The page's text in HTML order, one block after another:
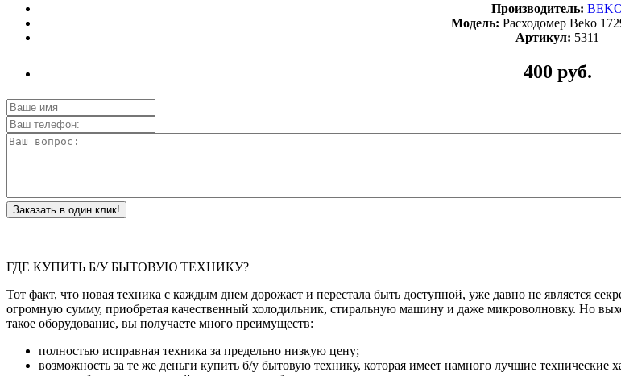
Производитель:
Модель: Расходомер Beko
Артикул: 5311
400 руб.
Заказать в один клик!
ГДЕ КУПИТЬ Б/У БЫТОВУЮ ТЕХНИКУ?
Тот факт, что новая техника с каждым днем дорожает и перестала быть доступной, уже давно не является
огромную сумму, приобретая качественный холодильник, стиральную машину и даже микроволновку. Но
такое оборудование, вы получаете много преимуществ:
полностью исправная техника за предельно низкую цену;
возможность за те же деньги купить б/у бытовую технику, которая имеет намного лучшие технические